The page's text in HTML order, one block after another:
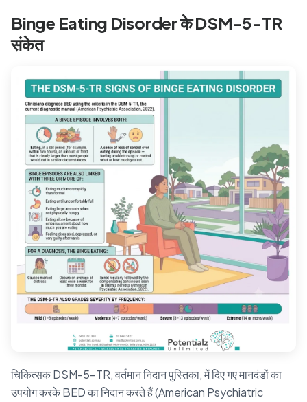
Binge Eating Disorder के DSM-5-TR
संकेत
चिकित्सक DSM-5-TR, वर्तमान निदान पुस्तिका, में दिए गए मानदंडों का
उपयोग करके BED का निदान करते हैं (American Psychiatric